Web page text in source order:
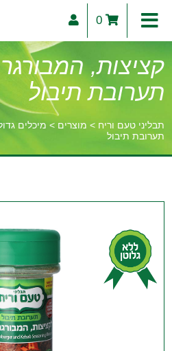
0
קציצות,
תערובת תיבול
תבליני טעם וריח > מוצרים > מיכלים
תערובת תיבול